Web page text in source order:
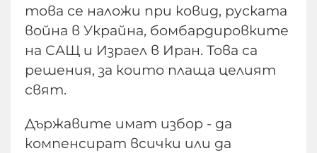
това се наложи при ковид, руската
война в Украйна, бомбардировките
на САЩ и Израел в Иран. Това са
решения, за които плаща целият
свят.
Държавите имат избор - да
компенсират всички или да